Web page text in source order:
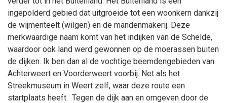
ingepolderd gebied dat uitgroeide tot een woonkern dankzij
de wijmenteelt (wilgen) en de mandenmakerij. Deze
merkwaardige naam komt van het indijken van de Schelde,
waardoor ook land werd gewonnen op de moerassen buiten
de dijken. Ik ben dan al de vochtige beemdengebieden van
Achterweert en Voorderweert voorbij. Net als het
Streekmuseum in Weert zelf, waar deze route een
startplaats heeft. Tegen de dijk aan en omgeven door de